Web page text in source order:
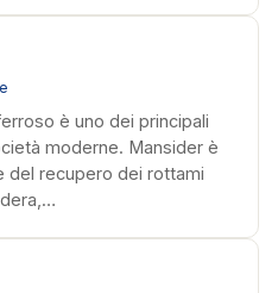
è uno dei principali
moderne. Mansider è
del recupero dei rottami